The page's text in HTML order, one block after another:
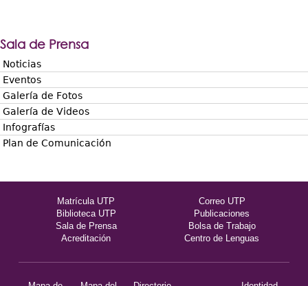
Sala de Prensa
Noticias
Eventos
Galería de Fotos
Galería de Videos
Infografías
Plan de Comunicación
Matrícula UTP
Correo UTP
Biblioteca UTP
Publicaciones
Sala de Prensa
Bolsa de Trabajo
Acreditación
Centro de Lenguas